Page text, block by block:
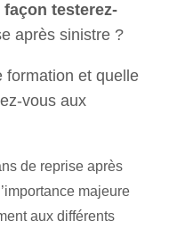
testerez-
après sinistre ?
formation et quelle
vous aux
de reprise après
majeure
aux différents